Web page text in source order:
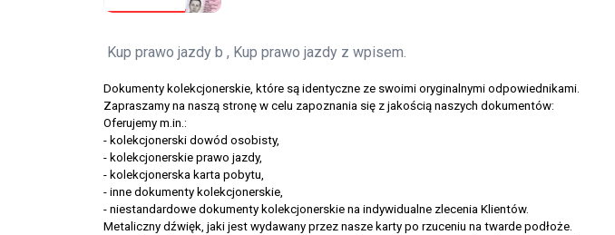
Kup prawo jazdy b , Kup prawo jazdy z wpisem.
Dokumenty kolekcjonerskie, które są identyczne ze swoimi oryginalnymi odpowiednikami.
Zapraszamy na naszą stronę w celu zapoznania się z jakością naszych dokumentów:
Oferujemy m.in.:
- kolekcjonerski dowód osobisty,
- kolekcjonerskie prawo jazdy,
- kolekcjonerska karta pobytu,
- inne dokumenty kolekcjonerskie,
- niestandardowe dokumenty kolekcjonerskie na indywidualne zlecenia Klientów.
Metaliczny dźwięk, jaki jest wydawany przez nasze karty po rzuceniu na twarde podłoże.